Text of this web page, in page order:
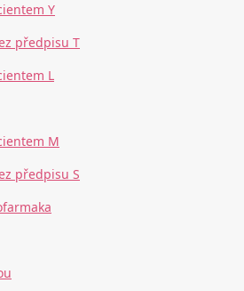
Y
předpisu T
L
M
předpisu S